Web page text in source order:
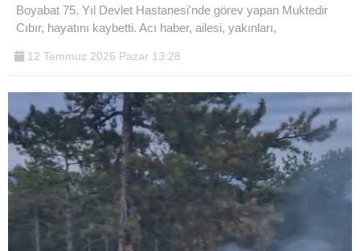
Boyabat 75. Yıl Devlet Hastanesi'nde görev yapan Muktedir
Cıbır, hayatını kaybetti. Acı haber, ailesi, yakınları,
12 Temmuz 2026 Pazar 13:28